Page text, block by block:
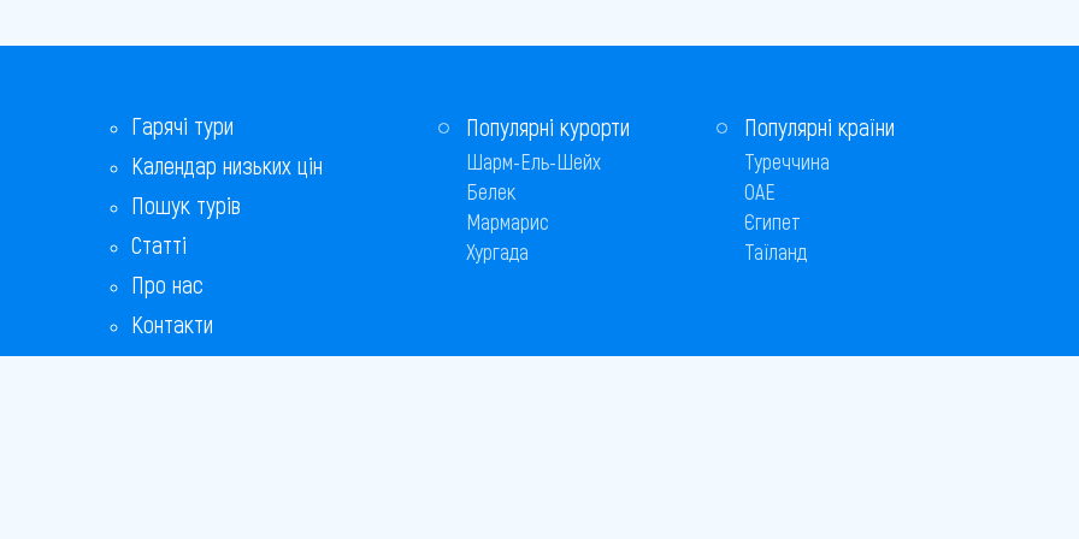
Гарячі тури
Календар низьких цін
Пошук турів
Статті
Про нас
Контакти
Бонусна програма
Популярні курорти
Шарм-Ель-Шейх
Белек
Мармарис
Хургада
Популярні країни
Туреччина
ОАЕ
Єгипет
Таїланд